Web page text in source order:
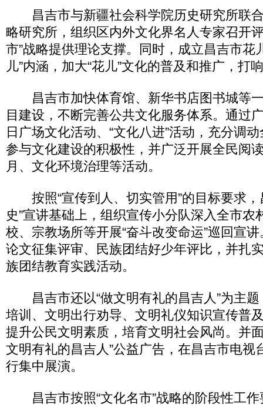
昌吉市与新疆社会科学院历史研究所联
略研究所，组织区内外文化界名人专家召开
市”战略提供理论支撑。同时，成立昌吉市花
儿”内涵，加大“花儿”文化的普及和推广，打
昌吉市加快体育馆、新华书店图书城等
目建设，不断完善公共文化服务体系。通过
日广场文化活动、“文化八进”活动，充分调
参与文化建设的积极性，并广泛开展全民阅
月、文化环境治理等活动。
按照“宣传到人、切实管用”的目标要求，
史”宣讲基础上，组织宣传小分队深入全市农
校、宗教场所等开展“奋斗改变命运”巡回宣
论文征集评审、民族团结好少年评比，并扎
族团结教育实践活动。
昌吉市还以“做文明有礼的昌吉人”为主题
培训、文明出行劝导、文明礼仪知识宣传普
提升公民文明素质，培育文明社会风尚。并
文明有礼的昌吉人”公益广告，在昌吉市电视
行集中展演。
昌吉市按照“文化名市”战略的阶段性工作